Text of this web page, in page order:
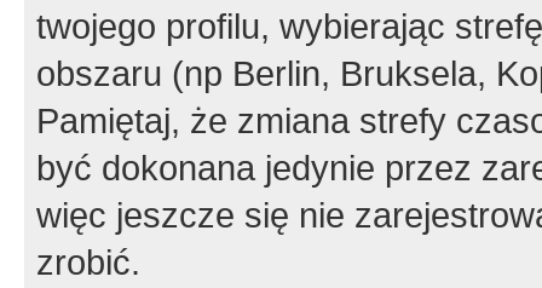
twojego profilu, wybierając
obszaru (np Berlin, Bruksela,
Pamiętaj, że zmiana strefy
być dokonana jedynie przez
więc jeszcze się nie
zrobić.